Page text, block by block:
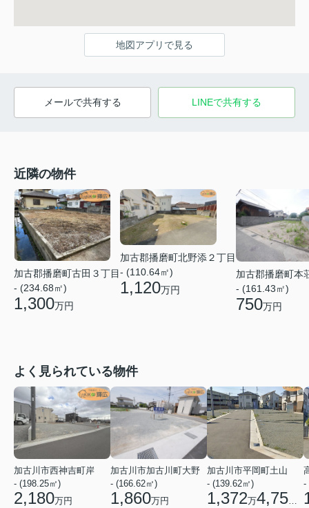
地図アプリで見る
メールで共有する LINEで共有する
近隣の物件
加古郡播磨町古田３丁目
- (234.68㎡)
1,300万円
加古郡播磨町北野添２丁目
- (110.64㎡)
1,120万円
加古郡播磨町本
- (161.43㎡)
750万円
よく見られている物件
加古川市西神吉町岸
- (198.25㎡)
2,180万円
加古川市加古川町大野
- (166.62㎡)
1,860万円
加古川市平岡町土山
- (139.62㎡)
1,372万4,750 円
-